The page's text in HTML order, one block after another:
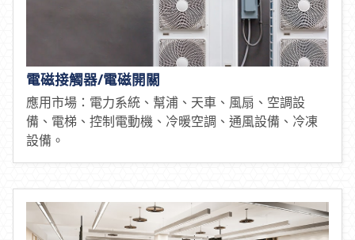
電磁接觸器/電磁開關
應用市場：電力系統、幫浦、天車、風扇、空調設
備、電梯、控制電動機、冷暖空調、通風設備、冷凍
設備。